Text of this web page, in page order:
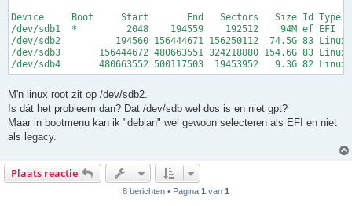
Device     Boot     Start       End   Sectors   Size Id Type
/dev/sdb1  *         2048    194559    192512    94M ef EFI
/dev/sdb2          194560 156444671 156250112  74.5G 83 Linux
/dev/sdb3       156444672 480663551 324218880 154.6G 83 Linux
M'n linux root zit op /dev/sdb2.
Is dát het probleem dan? Dat /dev/sdb wel dos is en niet gpt?
Maar in bootmenu kan ik "debian" wel gewoon selecteren als EFI en niet
als legacy.
Plaats reactie
8 berichten • Pagina 1 van 1